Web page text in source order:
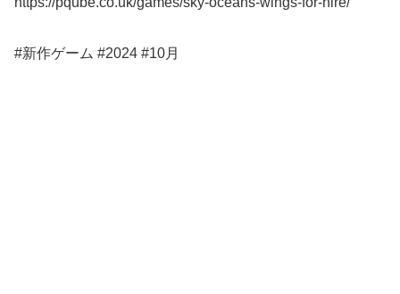
#新作ゲーム #2024 #10月